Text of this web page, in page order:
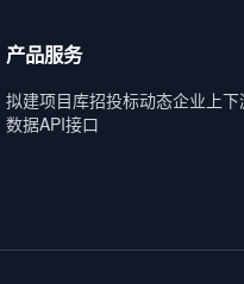
产品服务
拟建项目库招投标动态企业上下
数据API接口